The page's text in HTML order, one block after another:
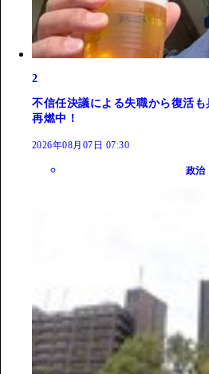
2
不信任決議による失職から復活
再燃中！
2026年08月07日 07:30
政治